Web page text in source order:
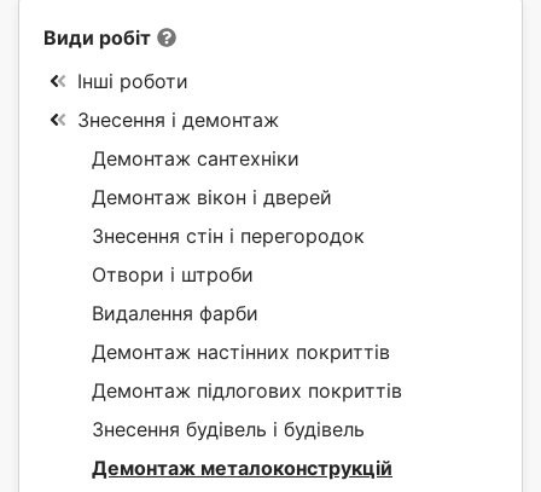
Види робіт
Інші роботи
Знесення і демонтаж
Демонтаж сантехніки
Демонтаж вікон і дверей
Знесення стін і перегородок
Отвори і штроби
Видалення фарби
Демонтаж настінних покриттів
Демонтаж підлогових покриттів
Знесення будівель і будівель
Демонтаж металоконструкцій